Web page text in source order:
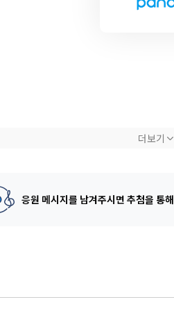
더보기
응원 메시지를 남겨주시면 추첨을 통해